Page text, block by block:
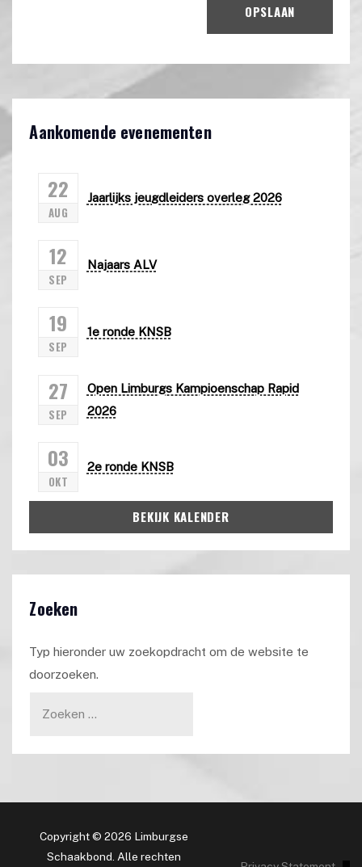
OPSLAAN
Aankomende evenementen
22
AUG
Jaarlijks jeugdleiders overleg 2026
12
SEP
Najaars ALV
19
SEP
1e ronde KNSB
27
SEP
Open Limburgs Kampioenschap Rapid
2026
03
OKT
2e ronde KNSB
BEKIJK KALENDER
Zoeken
Typ hieronder uw zoekopdracht om de website te
doorzoeken.
Copyright © 2026 Limburgse
Schaakbond. Alle rechten